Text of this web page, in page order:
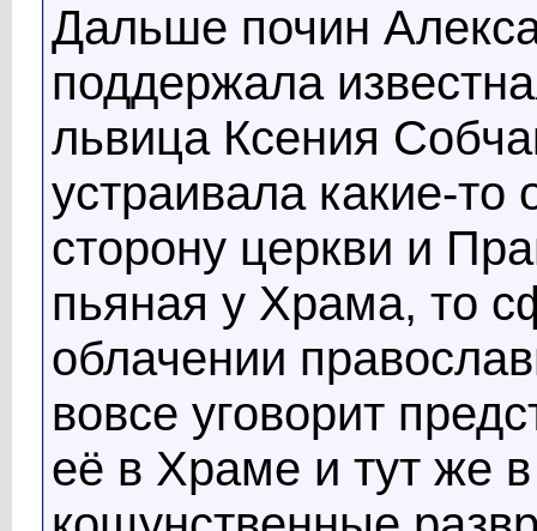
Дальше почин
поддержала
львица Ксения
устраивала какие-то
сторону церкви и
пьяная у Храма, то
облачении
вовсе уговорит
её в Храме и тут же